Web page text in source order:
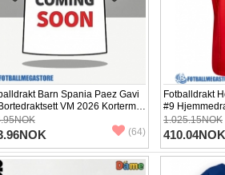
Barn Spania Paez Gavi
VM 2026 Kortermet
bukser)
(64)
Fotballdrakt
#9
1.025.15NOK
410.04NOK